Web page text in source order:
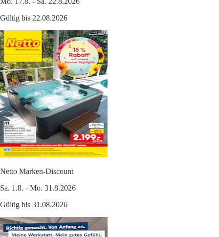
Gültig bis 22.08.2026
Netto Marken-Discount
Sa. 1.8. - Mo. 31.8.2026
Gültig bis 31.08.2026